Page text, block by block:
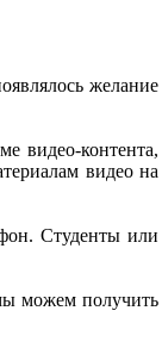
желание
видео-контента,
видео на
Студенты или
можем получить